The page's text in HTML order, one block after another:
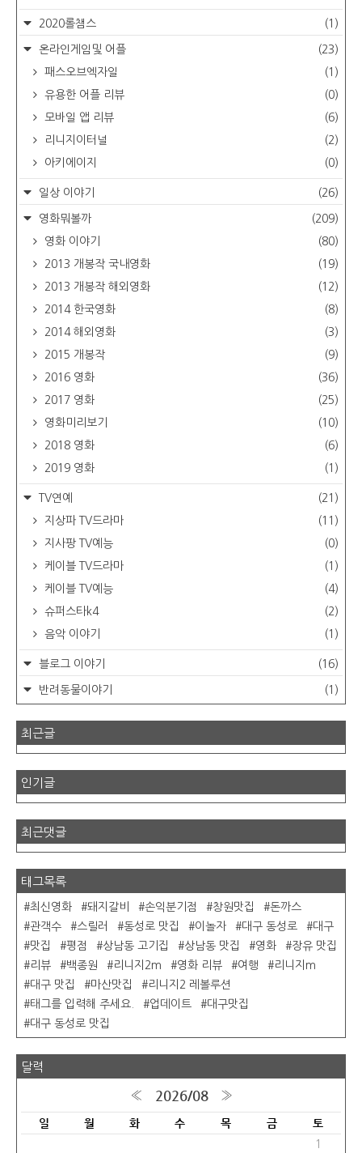
2020롤챔스 (1)
온라인게임및 어플
(23)
패스오브엑자일
(1)
유용한 어플 리뷰
(0)
모바일 앱 리뷰
(6)
리니지이터널
(2)
아키에이지
(0)
일상 이야기 (26)
영화뭐볼까
(209)
영화 이야기
(80)
2013 개봉작 국내영화
(19)
2013 개봉작 해외영화
(12)
2014 한국영화
(8)
2014 해외영화
(3)
2015 개봉작
(9)
2016 영화
(36)
2017 영화
(25)
영화미리보기
(10)
2018 영화
(6)
2019 영화
(1)
TV연예
(21)
지상파 TV드라마
(11)
지사팡 TV예능
(0)
케이블 TV드라마
(1)
케이블 TV예능
(4)
슈퍼스타k4
(2)
음악 이야기
(1)
블로그 이야기 (16)
반려동물이야기 (1)
최근글
인기글
최근댓글
태그목록
최신영화 돼지갈비 손익분기점 창원맛집
돈까스
관객수
스릴러 동성로 맛집 이놀자 대구 동성로
대구
맛집
평점 상남동 고기집 상남동 맛집 영화
장유 맛집
리뷰
백종원 리니지2m 영화 리뷰 여행
리니지m
대구 맛집
마산맛집
리니지2 레볼루션
태그를 입력해 주세요.
업데이트
대구맛집
대구 동성로 맛집
달력
« 2026/08 »
일 월 화 수 목 금 토
1